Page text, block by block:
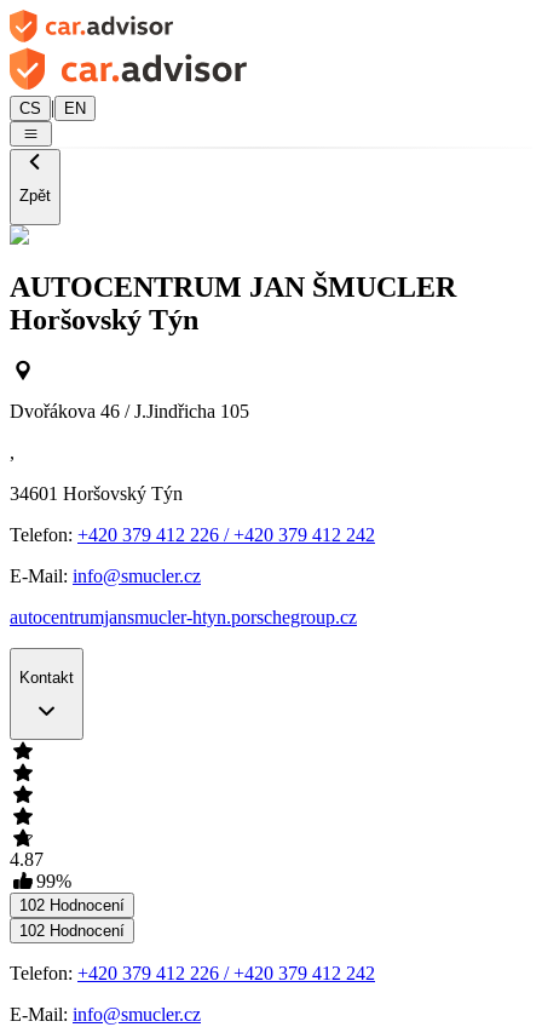
CS | EN
Zpět
AUTOCENTRUM JAN ŠMUCLER
Horšovský Týn
Dvořákova 46 / J.Jindřicha 105
,
34601 Horšovský Týn
Telefon: +420 379 412 226 / +420 379 412 242
E-Mail: info@smucler.cz
autocentrumjansmucler-htyn.porschegroup.cz
Kontakt
4.87
99%
102 Hodnocení
102 Hodnocení
Telefon: +420 379 412 226 / +420 379 412 242
E-Mail: info@smucler.cz